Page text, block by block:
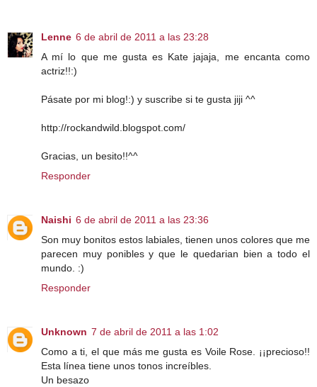
Lenne 6 de abril de 2011 a las 23:28
A mí lo que me gusta es Kate jajaja, me encanta como
actriz!!:)
Pásate por mi blog!:) y suscribe si te gusta jiji ^^
http://rockandwild.blogspot.com/
Gracias, un besito!!^^
Responder
Naishi 6 de abril de 2011 a las 23:36
Son muy bonitos estos labiales, tienen unos colores que me
parecen muy ponibles y que le quedarian bien a todo el
mundo. :)
Responder
Unknown 7 de abril de 2011 a las 1:02
Como a ti, el que más me gusta es Voile Rose. ¡¡precioso!!
Esta línea tiene unos tonos increíbles.
Un besazo